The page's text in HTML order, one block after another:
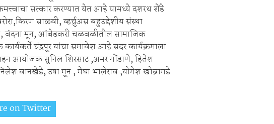
सत्कार करण्यात येत आहे यामध्ये दशरथ शेंडे
साळवी, व्हर्चुअस बहुउद्देशीय संस्था
वंदना मून, आंबेडकरी चळवळीतील सामाजिक
चंद्रपूर यांचा समावेश आहे सदर कार्यक्रमाला
आयोजक सुनिल शिरसाट ,अमर गोंडाणे, हितेश
वानखेडे, उषा मून , मेघा भालेराव ,योगेश खोब्रागडे
on Twitter